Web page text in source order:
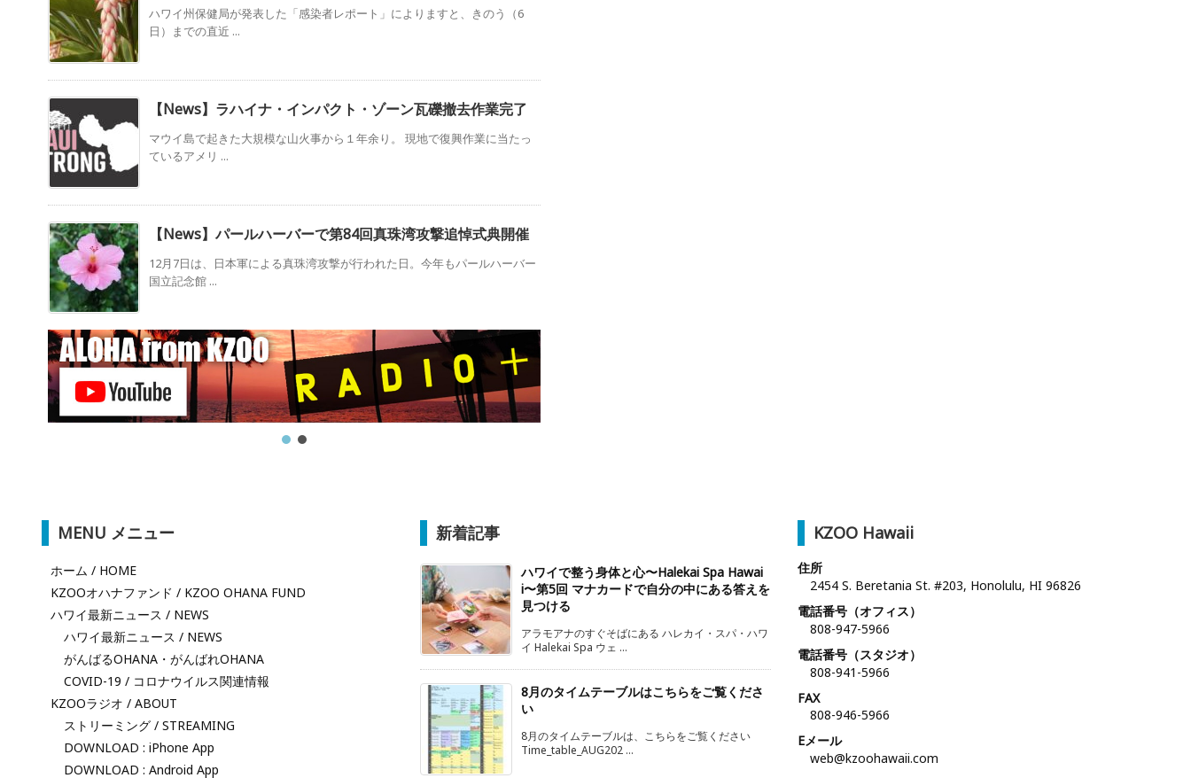
ハワイ州保健局が発表した「感染者レポート」によりますと、きのう（6
日）までの直近 ...
【News】ラハイナ・インパクト・ゾーン瓦礫撤去作業完了
マウイ島で起きた大規模な山火事から１年余り。 現地で復興作業に当たっ
ているアメリ ...
【News】パールハーバーで第84回真珠湾攻撃追悼式典開催
12月7日は、日本軍による真珠湾攻撃が行われた日。今年もパールハーバー
国立記念館 ...
MENU メニュー
ホーム / HOME
KZOOオハナファンド / KZOO OHANA FUND
ハワイ最新ニュース / NEWS
ハワイ最新ニュース / NEWS
がんばるOHANA・がんばれOHANA
COVID-19 / コロナウイルス関連情報
KZOOラジオ / ABOUT
ストリーミング / STREAMING
DOWNLOAD : iPhone App
DOWNLOAD : Android App
新着記事
ハワイで整う身体と心〜Halekai Spa Hawai
i〜第5回 マナカードで自分の中にある答えを
見つける
アラモアナのすぐそばにある ハレカイ・スパ・ハワ
イ Halekai Spa ウェ ...
8月のタイムテーブルはこちらをご覧くださ
い
8月のタイムテーブルは、こちらをご覧ください
Time_table_AUG202 ...
KZOO Hawaii
住所
2454 S. Beretania St. #203, Honolulu, HI 96826
電話番号（オフィス）
808-947-5966
電話番号（スタジオ）
808-941-5966
FAX
808-946-5966
Eメール
web@kzoohawaii.com